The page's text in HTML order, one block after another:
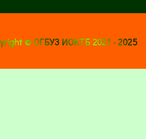
© ОГБУЗ ИОКТБ 2021 - 2025